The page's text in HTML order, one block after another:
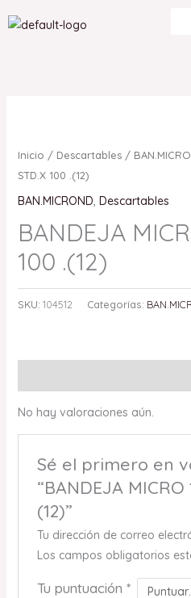
al
Inicio / Descartables/
STD.X 100 .(12)
BAN.MICROND, Descartables
BANDEJA
100 .(12)
SKU: 104512 Categorías:
No hay valoraciones aún.
Sé el primero en
“BANDEJA MICRO
(12)”
Tu dirección de correo
Los campos obligatorios
Tu puntuación *